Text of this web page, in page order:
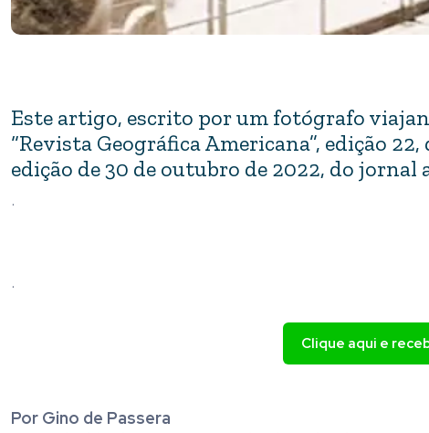
Este artigo, escrito por um fotógrafo
“Revista Geográfica Americana”, edição
edição de 30 de outubro de 2022, do
.
.
Clique aqui e
Por Gino de Passera